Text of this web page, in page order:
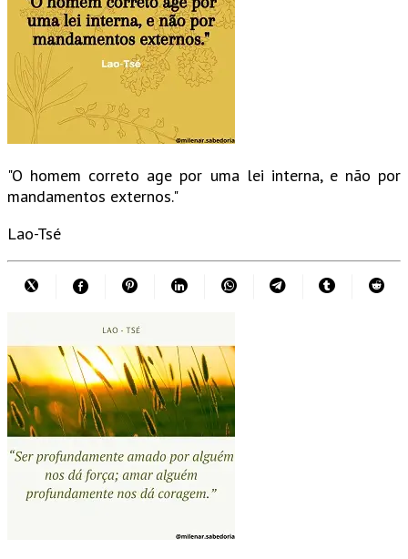
"O homem correto age por uma lei interna, e não por
mandamentos externos."
Lao-Tsé